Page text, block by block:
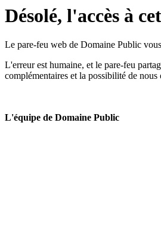
Désolé, l'accès à
Le pare-feu web de Domaine Public
L'erreur est humaine, et le pare-feu
complémentaires et la possibilité de
L'équipe de Domaine Public